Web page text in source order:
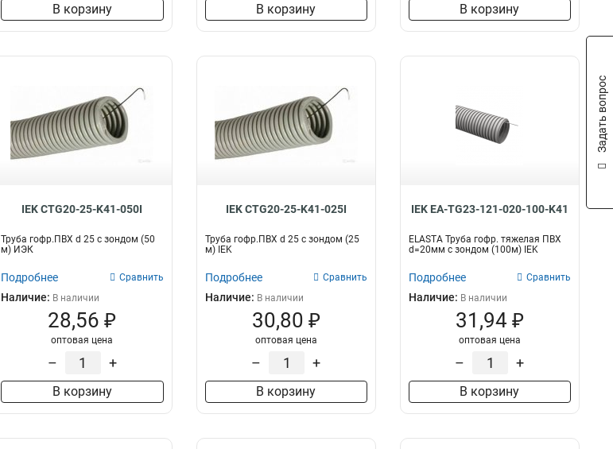
В корзину В корзину В корзину
IEK CTG20-25-K41-050I
Труба гофр.ПВХ d 25 с зондом (50
м) ИЭК
Подробнее Сравнить
Наличие: В наличии
28,56 ₽
оптовая цена
– +
В корзину
IEK CTG20-25-K41-025I
Труба гофр.ПВХ d 25 с зондом (25
м) IEK
Подробнее Сравнить
Наличие: В наличии
30,80 ₽
оптовая цена
– +
В корзину
IEK EA-TG23-121-020-100-K41
ELASTA Труба гофр. тяжелая ПВХ
d=20мм с зондом (100м) IEK
Подробнее Сравнить
Наличие: В наличии
31,94 ₽
оптовая цена
– +
В корзину
Задать вопрос